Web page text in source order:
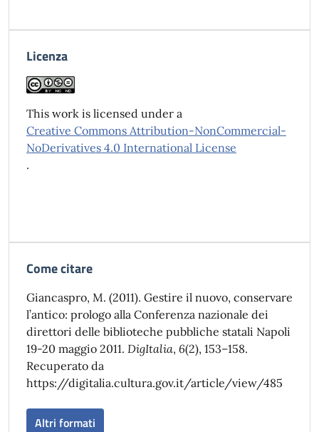
Licenza
This work is licensed under a
Creative Commons Attribution-NonCommercial-
NoDerivatives 4.0 International License
.
Come citare
Giancaspro, M. (2011). Gestire il nuovo, conservare
l’antico: prologo alla Conferenza nazionale dei
direttori delle biblioteche pubbliche statali Napoli
19-20 maggio 2011. DigItalia, 6(2), 153–158.
Recuperato da
https://digitalia.cultura.gov.it/article/view/485
Altri formati